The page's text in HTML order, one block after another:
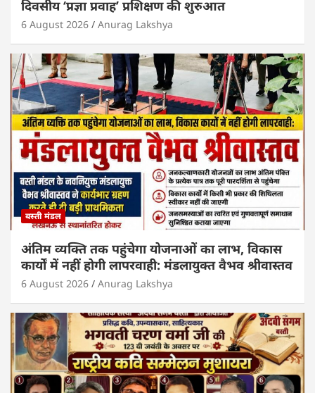
दिवसीय ‘प्रज्ञा प्रवाह’ प्रशिक्षण की शुरुआत
6 August 2026 Anurag Lakshya
बस्ती मंडल
अंतिम व्यक्ति तक पहुंचेगा योजनाओं का लाभ, विकास
कार्यों में नहीं होगी लापरवाही: मंडलायुक्त वैभव श्रीवास्तव
6 August 2026 Anurag Lakshya